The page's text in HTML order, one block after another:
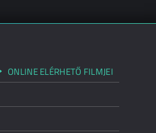
ONLINE ELÉRHETŐ FILMJEI